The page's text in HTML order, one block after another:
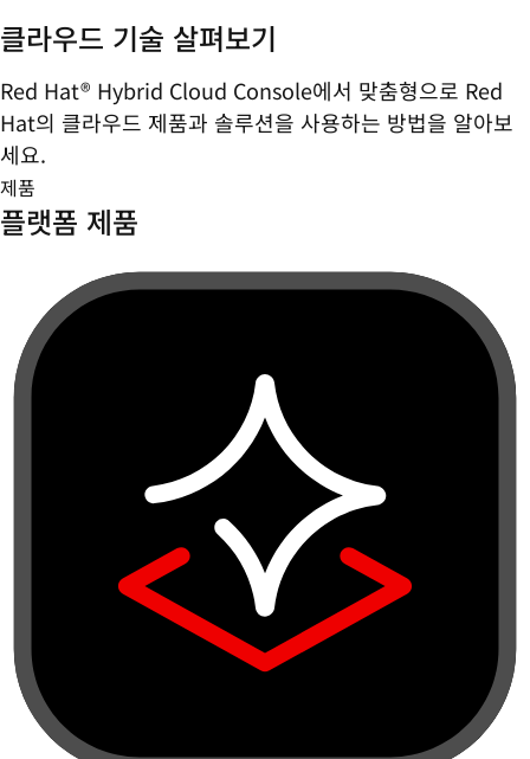
클라우드 기술 살펴보기
Red Hat® Hybrid Cloud Console에서 맞춤형으로 Red
Hat의 클라우드 제품과 솔루션을 사용하는 방법을 알아보
세요.
제품
플랫폼 제품